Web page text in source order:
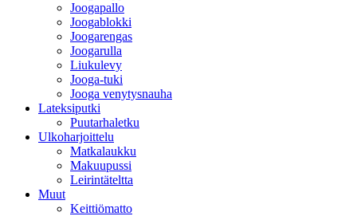
Joogapallo
Joogablokki
Joogarengas
Joogarulla
Liukulevy
Jooga-tuki
Jooga venytysnauha
Lateksiputki
Puutarhaletku
Ulkoharjoittelu
Matkalaukku
Makuupussi
Leirintäteltta
Muut
Keittiömatto